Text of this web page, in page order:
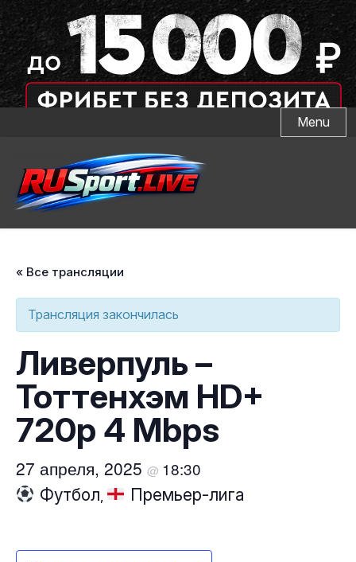
Menu
« Все трансляции
Трансляция закончилась
Ливерпуль –
Тоттенхэм HD+
720p 4 Mbps
27 апреля, 2025 @ 18:30
Футбол Премьер-лига